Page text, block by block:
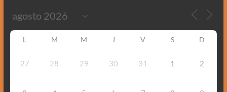
L M M J V S D
27 28 29 30 31 1 2